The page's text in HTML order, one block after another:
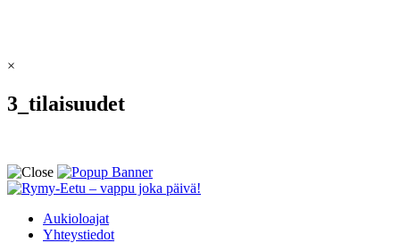
×
3_tilaisuudet
Aukioloajat
Yhteystiedot